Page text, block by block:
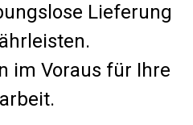
Lieferung
im Voraus für Ihre